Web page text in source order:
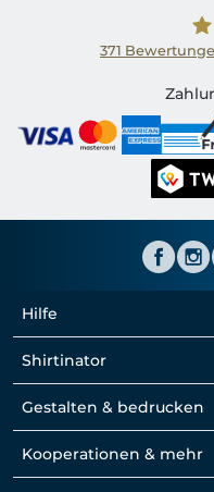
371
Hilfe
Shirtinator
Gestalten & bedrucken
Kooperationen & mehr